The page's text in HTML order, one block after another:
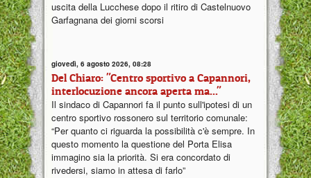
uscita della Lucchese dopo il ritiro di Castelnuovo
Garfagnana dei giorni scorsi
giovedì, 6 agosto 2026, 08:28
Del Chiaro: "Centro sportivo a Capannori,
interlocuzione ancora aperta ma..."
Il sindaco di Capannori fa il punto sull'ipotesi di un
centro sportivo rossonero sul territorio comunale:
“Per quanto ci riguarda la possibilità c'è sempre. In
questo momento la questione del Porta Elisa
immagino sia la priorità. Si era concordato di
rivedersi, siamo in attesa di farlo”